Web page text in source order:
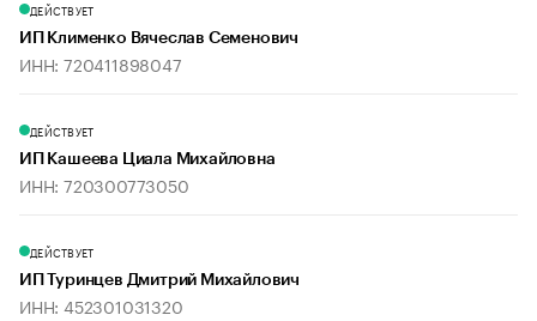
ДЕЙСТВУЕТ
ИП Клименко Вячеслав Семенович
ИНН: 720411898047
ДЕЙСТВУЕТ
ИП Кашеева Циала Михайловна
ИНН: 720300773050
ДЕЙСТВУЕТ
ИП Туринцев Дмитрий Михайлович
ИНН: 452301031320